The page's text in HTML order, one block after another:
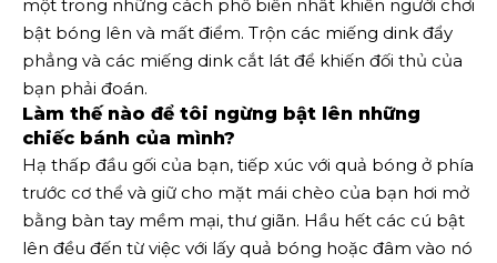
một trong những cách phổ biến nhất khiến người chơi
bật bóng lên và mất điểm. Trộn các miếng dink đẩy
phẳng và các miếng dink cắt lát để khiến đối thủ của
bạn phải đoán.
Làm thế nào để tôi ngừng bật lên những
chiếc bánh của mình?
Hạ thấp đầu gối của bạn, tiếp xúc với quả bóng ở phía
trước cơ thể và giữ cho mặt mái chèo của bạn hơi mở
bằng bàn tay mềm mại, thư giãn. Hầu hết các cú bật
lên đều đến từ việc với lấy quả bóng hoặc đâm vào nó